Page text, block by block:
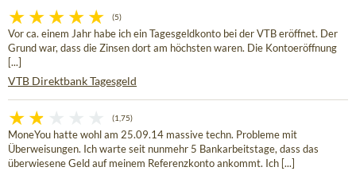
(5)
Vor ca. einem Jahr habe ich ein Tagesgeldkonto bei der VTB eröffnet. Der
Grund war, dass die Zinsen dort am höchsten waren. Die Kontoeröffnung
[...]
VTB Direktbank Tagesgeld
(1,75)
MoneYou hatte wohl am 25.09.14 massive techn. Probleme mit
Überweisungen. Ich warte seit nunmehr 5 Bankarbeitstage, dass das
überwiesene Geld auf meinem Referenzkonto ankommt. Ich [...]